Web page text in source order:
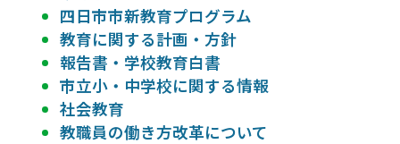
四日市市新教育プログラム
教育に関する計画・方針
報告書・学校教育白書
市立小・中学校に関する情報
社会教育
教職員の働き方改革について